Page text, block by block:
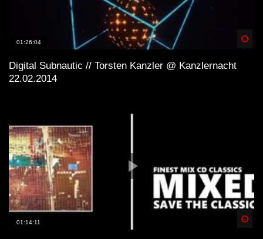
01:26:04
Digital Subnautic // Torsten Kanzler @ Kanzlernacht
22.02.2014
01:14:11